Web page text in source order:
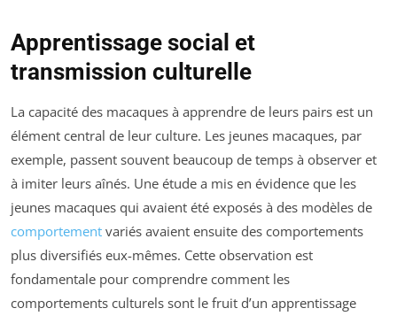
Apprentissage social et
transmission culturelle
La capacité des macaques à apprendre de leurs pairs est un
élément central de leur culture. Les jeunes macaques, par
exemple, passent souvent beaucoup de temps à observer et
à imiter leurs aînés. Une étude a mis en évidence que les
jeunes macaques qui avaient été exposés à des modèles de
comportement variés avaient ensuite des comportements
plus diversifiés eux-mêmes. Cette observation est
fondamentale pour comprendre comment les
comportements culturels sont le fruit d’un apprentissage